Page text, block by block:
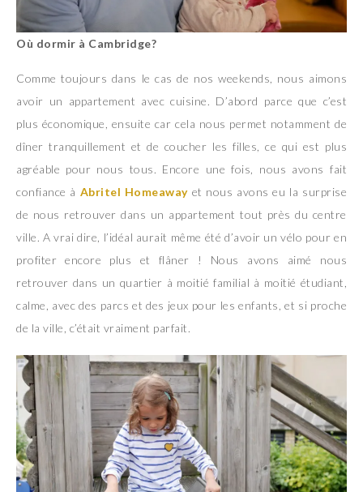
Où dormir à Cambridge?
Comme toujours dans le cas de nos weekends, nous aimons
avoir un appartement avec cuisine. D’abord parce que c’est
plus économique, ensuite car cela nous permet notamment de
dîner tranquillement et de coucher les filles, ce qui est plus
agréable pour nous tous. Encore une fois, nous avons fait
confiance à Abritel Homeawayet nous avons eu la surprise
de nous retrouver dans un appartement tout près du centre
ville. A vrai dire, l’idéal aurait même été d’avoir un vélo pour en
profiter encore plus et flâner ! Nous avons aimé nous
retrouver dans un quartier à moitié familial à moitié étudiant,
calme, avec des parcs et des jeux pour les enfants, et si proche
de la ville, c’était vraiment parfait.